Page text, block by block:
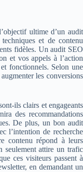
ultime d’un audit
et de contenu
fidèles. Un audit SEO
et vos appels à l’action
fonctionnels. Selon une
les conversions
ils clairs et engageants
des recommandations
De plus, un bon audit
l’intention de recherche
contenu répond à leurs
seulement attire un trafic
ces visiteurs passent à
en demandant un